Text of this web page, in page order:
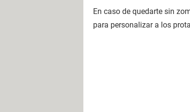
En caso de quedarte sin
para personalizar a los